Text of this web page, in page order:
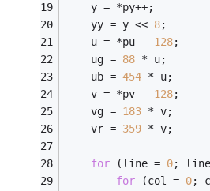
    y = *py++;
    yy = y <<
8;
    u = *pu -
128;
    ug =
88 * u;
    ub =
454 * u;
    v = *pv -
128;
    vg =
183 * v;
    vr =
359 * v;
for (line = 0;
for (col = 0;